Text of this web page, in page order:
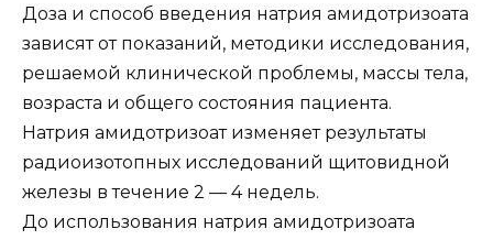
Доза и способ введения натрия амидотризоата
зависят от показаний, методики исследования,
решаемой клинической проблемы, массы тела,
возраста и общего состояния пациента.
Натрия амидотризоат изменяет результаты
радиоизотопных исследований щитовидной
железы в течение 2 — 4 недель.
До использования натрия амидотризоата